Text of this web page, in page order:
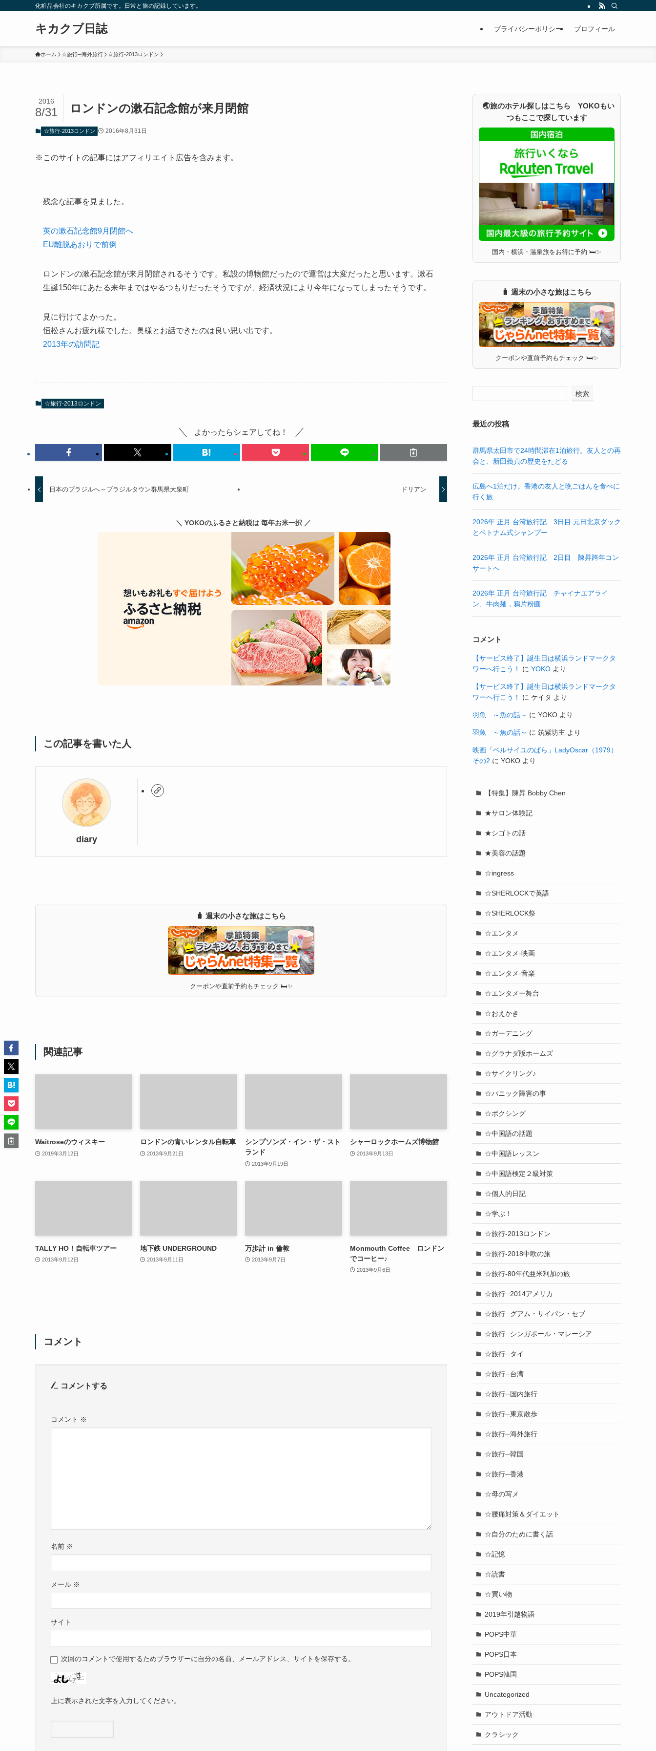
化粧品会社のキカクブ所属です。日常と旅の記録しています。
キカクブ日誌 プライバシーポリシー プロフィール
ホーム ☆旅行─海外旅行 ☆旅行-2013ロンドン
ロンドンの漱石記念館が来月閉館
2016
8/31
☆旅行-2013ロンドン 2016年8月31日
※このサイトの記事にはアフィリエイト広告を含みます。
残念な記事を見ました。
英の漱石記念館9月閉館へ
EU離脱あおりで前倒
ロンドンの漱石記念館が来月閉館されるそうです。私設の博物館だったので運営は大変だったと思います。漱石
生誕150年にあたる来年まではやるつもりだったそうですが、経済状況により今年になってしまったそうです。
見に行けてよかった。
恒松さんお疲れ様でした。奥様とお話できたのは良い思い出です。
2013年の訪問記
☆旅行-2013ロンドン
よかったらシェアしてね！
日本のブラジルへ～ブラジルタウン群馬県大泉町 ドリアン
＼ YOKOのふるさと納税は 毎年お米一択 ／
この記事を書いた人
diary
🧳 週末の小さな旅はこちら
クーポンや直前予約もチェック 🛏✨
関連記事
Waitroseのウィスキー
2019年3月12日
ロンドンの青いレンタル自転車
2013年9月21日
シンプソンズ・イン・ザ・スト
ランド
2013年9月19日
シャーロックホームズ博物館
2013年9月13日
TALLY HO！自転車ツアー
2013年9月12日
地下鉄 UNDERGROUND
2013年9月11日
万歩計 in 倫敦
2013年9月7日
Monmouth Coffee ロンドン
でコーヒー♪
2013年9月6日
コメント
コメントする
コメント ※
名前 ※
メール ※
サイト
次回のコメントで使用するためブラウザーに自分の名前、メールアドレス、サイトを保存する。
上に表示された文字を入力してください。
🌏旅のホテル探しはこちら YOKOもい
つもここで探しています
国内・横浜・温泉旅をお得に予約 🛏✨
🧳 週末の小さな旅はこちら
クーポンや直前予約もチェック 🛏✨
検索
最近の投稿
群馬県太田市で24時間滞在1泊旅行。友人との再
会と、新田義貞の歴史をたどる
広島へ1泊だけ。香港の友人と晩ごはんを食べに
行く旅
2026年 正月 台湾旅行記 3日目 元日北京ダック
とベトナム式シャンプー
2026年 正月 台湾旅行記 2日目 陳昇跨年コン
サートへ
2026年 正月 台湾旅行記 チャイナエアライ
ン、牛肉麺，鴉片粉圓
コメント
【サービス終了】誕生日は横浜ランドマークタ
ワーへ行こう！
に YOKO より
【サービス終了】誕生日は横浜ランドマークタ
ワーへ行こう！
に ケイタ より
羽魚 ～魚の話～ に YOKO より
羽魚 ～魚の話～ に 筑紫坊主 より
映画「ベルサイユのばら」LadyOscar（1979）
その2 に YOKO より
【特集】陳昇 Bobby Chen
★サロン体験記
★シゴトの話
★美容の話題
☆ingress
☆SHERLOCKで英語
☆SHERLOCK祭
☆エンタメ
☆エンタメ-映画
☆エンタメ-音楽
☆エンタメー舞台
☆おえかき
☆ガーデニング
☆グラナダ版ホームズ
☆サイクリング♪
☆パニック障害の事
☆ボクシング
☆中国語の話題
☆中国語レッスン
☆中国語検定２級対策
☆個人的日記
☆学ぶ！
☆旅行-2013ロンドン
☆旅行-2018中欧の旅
☆旅行-80年代亜米利加の旅
☆旅行─2014アメリカ
☆旅行─グアム・サイパン・セブ
☆旅行─シンガポール・マレーシア
☆旅行─タイ
☆旅行─台湾
☆旅行─国内旅行
☆旅行─東京散歩
☆旅行─海外旅行
☆旅行─韓国
☆旅行─香港
☆母の写メ
☆腰痛対策＆ダイエット
☆自分のために書く話
☆記憶
☆読書
☆買い物
2019年引越物語
POPS中華
POPS日本
POPS韓国
Uncategorized
アウトドア活動
クラシック